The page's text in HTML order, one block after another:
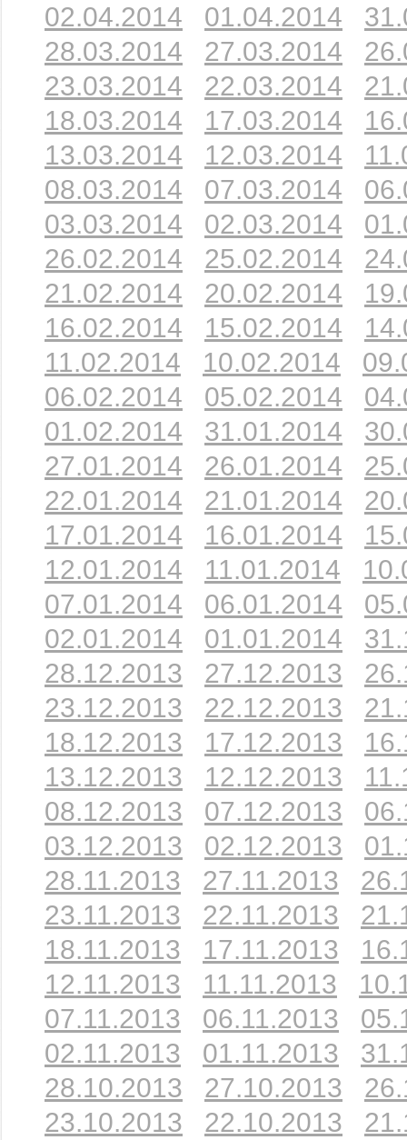
02.04.2014
01.04.2014
28.03.2014
27.03.2014
23.03.2014
22.03.2014
18.03.2014
17.03.2014
13.03.2014
12.03.2014
08.03.2014
07.03.2014
03.03.2014
02.03.2014
26.02.2014
25.02.2014
21.02.2014
20.02.2014
16.02.2014
15.02.2014
11.02.2014
10.02.2014
06.02.2014
05.02.2014
01.02.2014
31.01.2014
27.01.2014
26.01.2014
22.01.2014
21.01.2014
17.01.2014
16.01.2014
12.01.2014
11.01.2014
07.01.2014
06.01.2014
02.01.2014
01.01.2014
28.12.2013
27.12.2013
23.12.2013
22.12.2013
18.12.2013
17.12.2013
13.12.2013
12.12.2013
08.12.2013
07.12.2013
03.12.2013
02.12.2013
28.11.2013
27.11.2013
23.11.2013
22.11.2013
18.11.2013
17.11.2013
12.11.2013
11.11.2013
07.11.2013
06.11.2013
02.11.2013
01.11.2013
28.10.2013
27.10.2013
23.10.2013
22.10.2013